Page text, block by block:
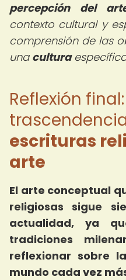
percepción del
contexto cultural y
comprensión de las
una cultura
Reflexión
escrituras
arte
El arte conceptual
religiosas sigue
actualidad, ya
tradiciones
reflexionar sobre
mundo cada vez